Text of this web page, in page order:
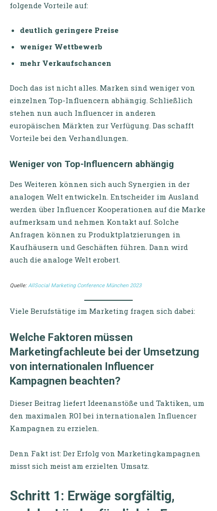
folgende Vorteile auf:
deutlich geringere Preise
weniger Wettbewerb
mehr Verkaufschancen
Doch das ist nicht alles. Marken sind weniger von
einzelnen Top-Influencern abhängig. Schließlich
stehen nun auch Influencer in anderen
europäischen Märkten zur Verfügung. Das schafft
Vorteile bei den Verhandlungen.
Weniger von Top-Influencern abhängig
Des Weiteren können sich auch Synergien in der
analogen Welt entwickeln. Entscheider im Ausland
werden über Influencer Kooperationen auf die Marke
aufmerksam und nehmen Kontakt auf. Solche
Anfragen können zu Produktplatzierungen in
Kaufhäusern und Geschäften führen. Dann wird
auch die analoge Welt erobert.
Quelle:AllSocial Marketing Conference München 2023
Viele Berufstätige im Marketing fragen sich dabei:
Welche Faktoren müssen
Marketingfachleute bei der Umsetzung
von internationalen Influencer
Kampagnen beachten?
Dieser Beitrag liefert Ideenanstöße und Taktiken, um
den maximalen ROI bei internationalen Influencer
Kampagnen zu erzielen.
Denn Fakt ist: Der Erfolg von Marketingkampagnen
misst sich meist am erzielten Umsatz.
Schritt 1: Erwäge sorgfältig,